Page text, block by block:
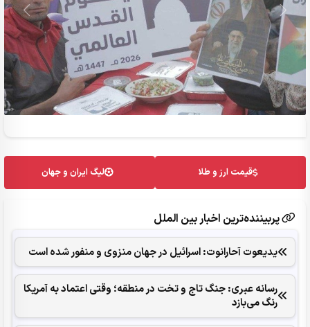
قیمت ارز و طلا لیگ ایران و جهان
پربیننده‌ترین اخبار بین الملل
یدیعوت آحارانوت: اسرائیل در جهان منزوی و منفور شده است
رسانه عبری: جنگ تاج و تخت در منطقه؛ وقتی اعتماد به آمریکا
رنگ می‌بازد